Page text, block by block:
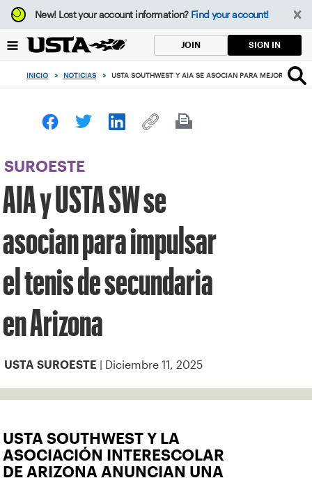
Enfoque
desde
botón
volver
principio
New!Lost your account information? Find your account!
JOIN SIGN IN
INICIO > NOTICIAS > USTA SOUTHWEST Y AIA SE ASOCIAN PARA MEJORAR EL
SUROESTE
AIA y USTA SW se
asocian para impulsar
el tenis de secundaria
en Arizona
USTA SUROESTE | Diciembre 11, 2025
USTA SOUTHWEST Y LA
ASOCIACIÓN INTERESCOLAR
DE ARIZONA ANUNCIAN UNA